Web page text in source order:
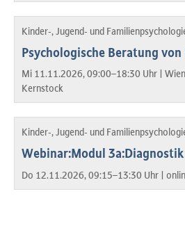
Kinder-, Jugend- und
Psychologische Beratung
Mi 11.11.2026, 09:00–18:30 Uhr |
Kernstock
Kinder-, Jugend- und
Webinar:Modul
Do 12.11.2026, 09:15–13:30 Uhr |